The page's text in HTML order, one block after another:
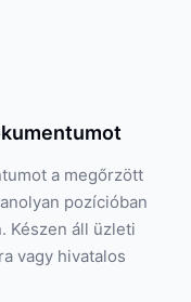
a megőrzött
pozícióban
Készen áll üzleti
vagy hivatalos